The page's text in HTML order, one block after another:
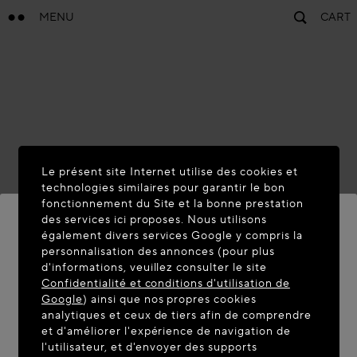
MENU CART
BIENVENUE SUR MAISON-
ALAIA.COM
Vous semblez être dans le pays suivant : United
States. Souhaitez-vous mettre à jour votre
localisation ?
Le présent site Internet utilise des cookies et
technologies similaires pour garantir le bon
fonctionnement du Site et la bonne prestation
des services ici proposes. Nous utilisons
également divers services Google y compris la
personnalisation des annonces (pour plus
d'informations, veuillez consulter le site
Confidentialité et conditions d'utilisation de
Google) ainsi que nos propres cookies
analytiques et ceux de tiers afin de comprendre
et d'améliorer l'expérience de navigation de
l'utilisateur, et d'envoyer des supports